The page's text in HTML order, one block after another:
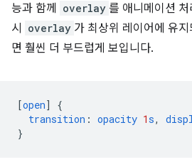
능과 함께
overlay 를 애니메이션
시
overlay 가 최상위 레이어에 유
면 훨씬 더 부드럽게 보입니다.
[open]
{
transition : opacity 1s,
}